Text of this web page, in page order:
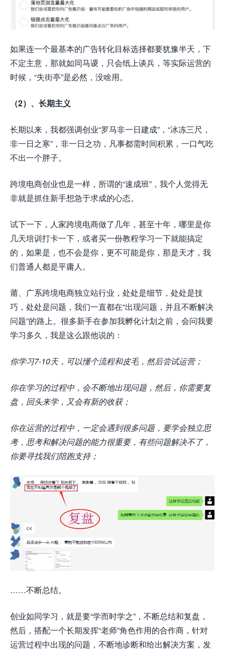
如果连一个最基本的广告转化目标选择都要犹豫半天，下
不定主意，那就如同马谡，只会纸上谈兵，等实际运营的
时候，“失街亭”是必然，没啥用。
（2）、长期主义
长期以来，我都强调创业“罗马非一日建成”，“冰冻三尺，
非一日之寒”，非一日之功，凡事都需时间积累，一口气吃
不出一个胖子。
跨境电商创业也是一样，所谓的“速成班”，我个人觉得无
非就是抓住新手想急于求成的心态。
试下一下，人家跨境电商做了几年，甚至十年，哪里是你
几天培训打卡一下，或者买一份教程学习一下就能搞定
的，如果是，也不会是你，更不可能是你，那是天才，我
们普通人都是平庸人。
莆、广系跨境电商独立站行业，处处是细节，处处是技
巧，处处是问题，我们一直都在“出现问题，并且不断解决
问题”的路上。很多新手在参加我孵化计划之前，会问我要
学习多久，我是这么跟他说的：
你学习7-10天，可以懂个流程和皮毛，然后尝试运营；
你在学习的过程中，会不断地出现问题，然后，你需要复
盘，回头来学，又会有新的收获；
你在运营的过程中，一定会遇到很多问题，要学会独立思
考，思考和解决问题的能力很重要，有些问题解决不了，
你要寻找我们陪跑支持；
……不断总结。
创业如同学习，就是要“学而时学之”，不断总结和复盘，
然后，搭配一个长期发挥“老师”角色作用的合作商，针对
运营过程中出现的问题，不断地诊断和给出解决方案，发